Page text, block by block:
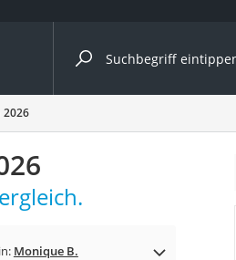
nach Kategorie
2026
Monique B.